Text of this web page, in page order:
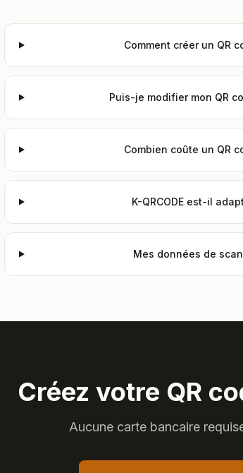
Comment créer un QR
Puis-je modifier mon QR
Combien coûte un QR
K-QRCODE est-il
Mes données de
Créez votre QR
Aucune carte bancaire